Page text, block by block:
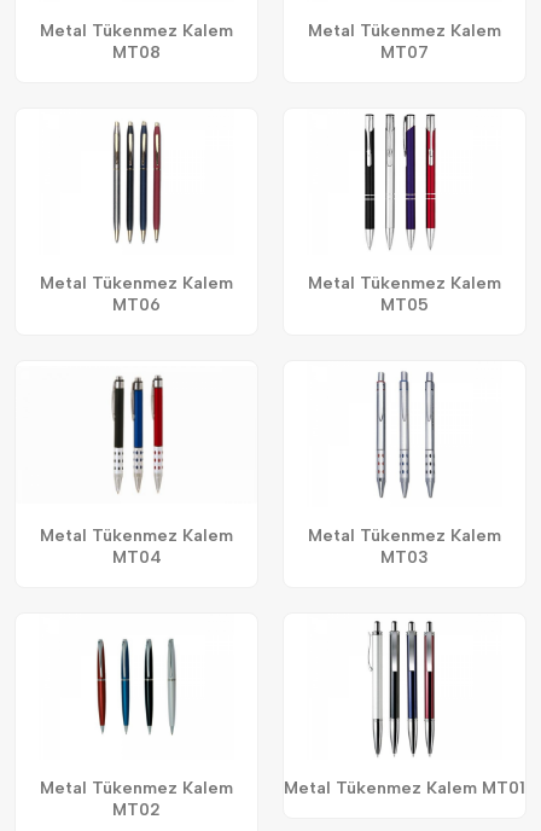
Metal Tükenmez Kalem
MT08
Metal Tükenmez Kalem
MT07
Metal Tükenmez Kalem
MT06
Metal Tükenmez Kalem
MT05
Metal Tükenmez Kalem
MT04
Metal Tükenmez Kalem
MT03
Metal Tükenmez Kalem
MT02
Metal Tükenmez Kalem MT01